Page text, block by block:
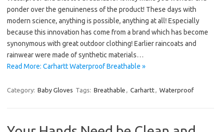
ponder over the genuineness of the product! These days with
modern science, anything is possible, anything at all! Especially
because this innovation has come from a brand which has become
synonymous with great outdoor clothing! Earlier raincoats and
rainwear were made of synthetic materials…
Read More: Carhartt Waterproof Breathable »
Category: Baby Gloves Tags: Breathable , Carhartt, Waterproof